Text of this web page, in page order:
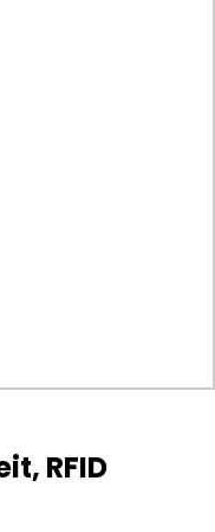
RFID